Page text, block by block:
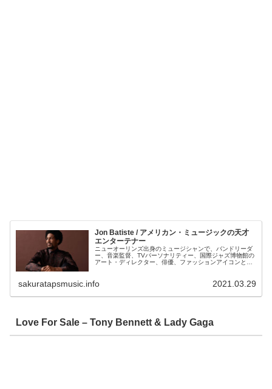
Jon Batiste / アメリカン・ミュージックの天才
エンターテナー
ニューオーリンズ出身のミュージシャンで、バンドリーダ
ー、音楽監督、TVパーソナリティー、国際ジャズ博物館の
アート・ディレクター、俳優、ファッションアイコンと
に駆け抜ける痛快なポップスアルバムとなっています。
sakuratapsmusic.info 2021.03.29
Love For Sale – Tony Bennett & Lady Gaga